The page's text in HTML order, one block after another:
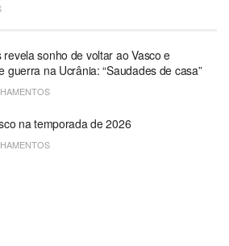
sonho de voltar ao Vasco e
guerra na Ucrânia: “Saudades de casa”
na temporada de 2026